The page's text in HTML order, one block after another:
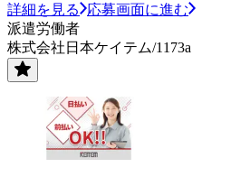
詳細を見る
応募画面に進む
派遣労働者
株式会社日本ケイテム/1173a